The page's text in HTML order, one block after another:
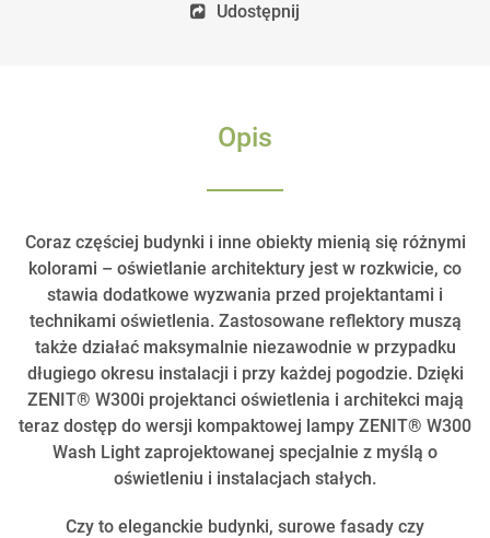
Udostępnij
Opis
Coraz częściej budynki i inne obiekty mienią się różnymi
kolorami – oświetlanie architektury jest w rozkwicie, co
stawia dodatkowe wyzwania przed projektantami i
technikami oświetlenia. Zastosowane reflektory muszą
także działać maksymalnie niezawodnie w przypadku
długiego okresu instalacji i przy każdej pogodzie. Dzięki
ZENIT® W300i projektanci oświetlenia i architekci mają
teraz dostęp do wersji kompaktowej lampy ZENIT® W300
Wash Light zaprojektowanej specjalnie z myślą o
oświetleniu i instalacjach stałych.
Czy to eleganckie budynki, surowe fasady czy